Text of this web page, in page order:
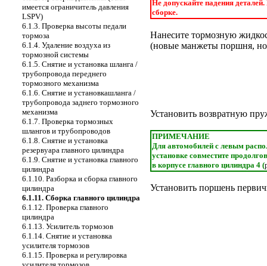
имеется ограничитель давления
LSPV)
6.1.3. Проверка высоты педали
тормоза
6.1.4. Удаление воздуха из
тормозной системы
6.1.5. Снятие и установка шланга /
трубопровода переднего
тормозного механизма
6.1.6. Снятие и установкашланга /
трубопровода заднего тормозного
механизма
6.1.7. Проверка тормозных
шлангов и трубопроводов
6.1.8. Снятие и установка
резервуара главного цилиндра
6.1.9. Снятие и установка главного
цилиндра
6.1.10. Разборка и сборка главного
цилиндра
6.1.11. Сборка главного цилиндра
6.1.12. Проверка главного
цилиндра
6.1.13. Усилитель тормозов
6.1.14. Снятие и установка
усилителя тормозов
6.1.15. Проверка и регулировка
Не допускайте падения
сборке.
Нанесите тормозную
(новые манжеты поршня,
Установить возвратную
ПРИМЕЧАНИЕ
Для автомобилей с левым
установке совместите
в корпусе главного цилиндра 4 (
Установить поршень